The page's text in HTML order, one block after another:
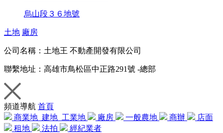
烏山段３６地號
土地 廠房
公司名稱： 土地王 不動產開發有限公司
聯繫地址： 高雄市鳥松區中正路291號 -總部
頻道導航 首頁
商業地 建地 工業地 廠房 一般農地 商辦
店面
租地
法拍 經紀業者